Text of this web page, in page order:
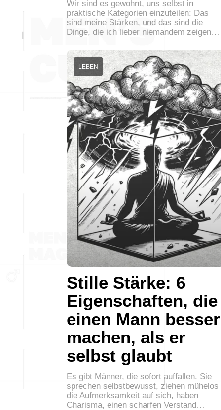
Wir sind es gewohnt, uns selbst in
praktische Kategorien einzuteilen: Das
sind meine Stärken, und das sind die
Dinge, die ich lieber niemandem zeigen…
Stille Stärke: 6
Eigenschaften, die
einen Mann besser
machen, als er
selbst glaubt
LEBEN
Es gibt Männer, die sofort auffallen. Sie
sprechen selbstbewusst, ziehen mühelos
die Aufmerksamkeit auf sich, haben
Charisma, einen scharfen Verstand…